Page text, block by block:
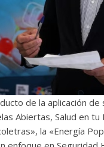
de la aplicación
Abiertas, Salud en
la «Energía